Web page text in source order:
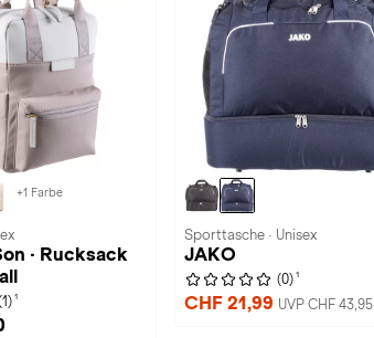
+1 Farbe
· Rucksack
1
Sporttasche · Unisex
JAKO
(0) 1
CHF 21,99 UVP CHF 43,95